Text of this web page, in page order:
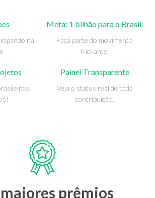
na
Meta: 1 bilhão para o Brasil.
Faça parte do movimento
Kickante.
Painel Transparente
Veja o status real de toda
contribuição.
prêmios